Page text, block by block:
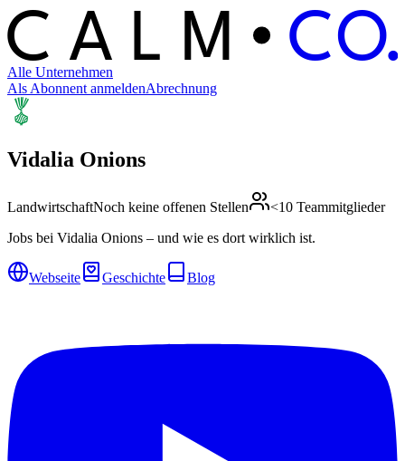
C ALM C O.
Alle Unternehmen
Als Abonnent anmeldenAbrechnung
Vidalia Onions
LandwirtschaftNoch keine offenen Stellen
<10 Teammitglieder
Jobs bei Vidalia Onions – und wie es dort wirklich ist.
Webseite Geschichte Blog